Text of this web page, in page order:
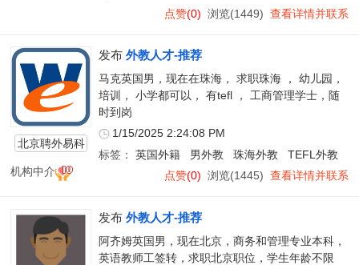
点赞(0) 浏览(1449) 查看详情并联系
北京聘外易科
机构中介
发布 外教人才-推荐
马克英国男，现在在珠海， 求职珠海 ， 幼儿园，
培训， 小学都可以， 有tefl ， 工商管理学士，随
时到岗
1/15/2025 2:24:08 PM
标签： 英国外籍 男外教 珠海外教
TEFL外教
点赞(0) 浏览(1445) 查看详情并联系
发布 外教人才-推荐
阿齐姆英国男，现在北京，商务和管理专业本科，
英语教师工签转，求职北京职位，学生年龄不限